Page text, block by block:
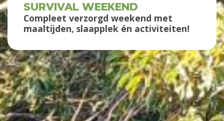
SURVIVAL WEEKEND
Compleet verzorgd weekend met
maaltijden, slaapplek én activiteiten!